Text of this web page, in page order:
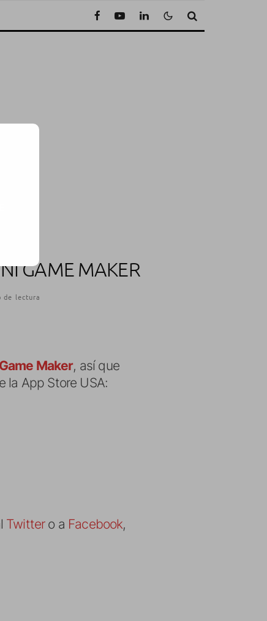
GAME MAKER
de lectura
Maker, así que
la App Store USA:
Twittero a Facebook,